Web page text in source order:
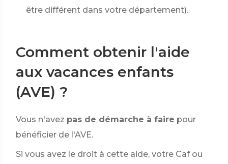
être différent dans votre département).
Comment obtenir l'aide
aux vacances enfants
(AVE) ?
Vous n'avez pas de démarche à faire pour
bénéficier de l'AVE.
Si vous avez le droit à cette aide, votre Caf ou